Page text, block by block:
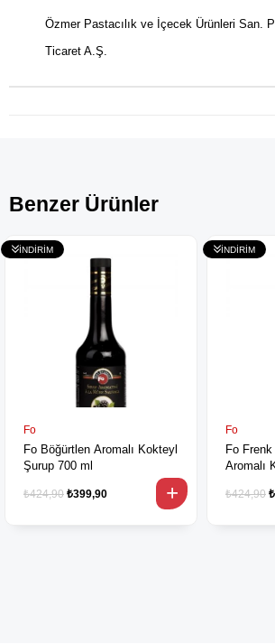
Özmer Pastacılık ve İçecek Ürünleri San.
Ticaret A.Ş.
Benzer Ürünler
Fo
Fo Böğürtlen Aromalı Kokteyl
Şurup 700 ml
₺399,90
₺424,90
Fo
Fo
Aromalı
₺424,90